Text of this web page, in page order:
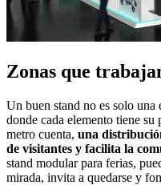
Zonas que
Un buen stand no es solo una
donde cada elemento tiene
metro cuenta, una
de visitantes y facilita la
stand modular para ferias,
mirada, invita a quedarse y